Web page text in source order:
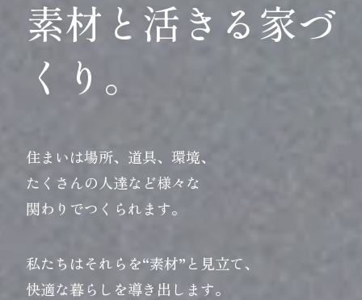
素材と活きる家づ
くり。
住まいは場所、道具、環境、
たくさんの人達など様々な
関わりでつくられます。
私たちはそれらを“素材”と見立て、
快適な暮らしを導き出します。